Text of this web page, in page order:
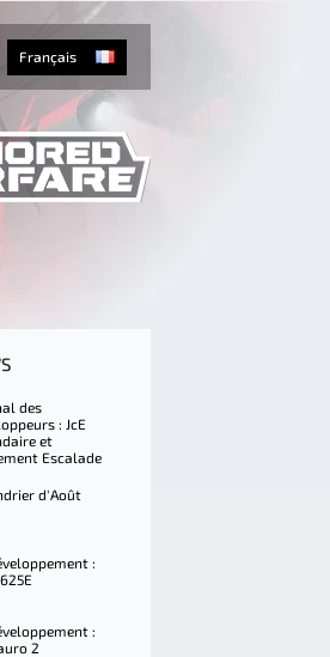
Français
des
: JcE
et
Escalade
d'Août
:
:
2